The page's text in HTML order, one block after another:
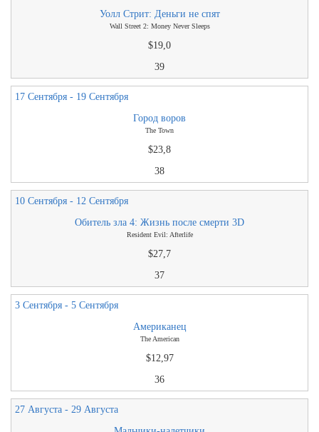
Уолл Стрит: Деньги не спят
Wall Street 2: Money Never Sleeps
$19,0
39
17 Сентября - 19 Сентября
Город воров
The Town
$23,8
38
10 Сентября - 12 Сентября
Обитель зла 4: Жизнь после смерти 3D
Resident Evil: Afterlife
$27,7
37
3 Сентября - 5 Сентября
Американец
The American
$12,97
36
27 Августа - 29 Августа